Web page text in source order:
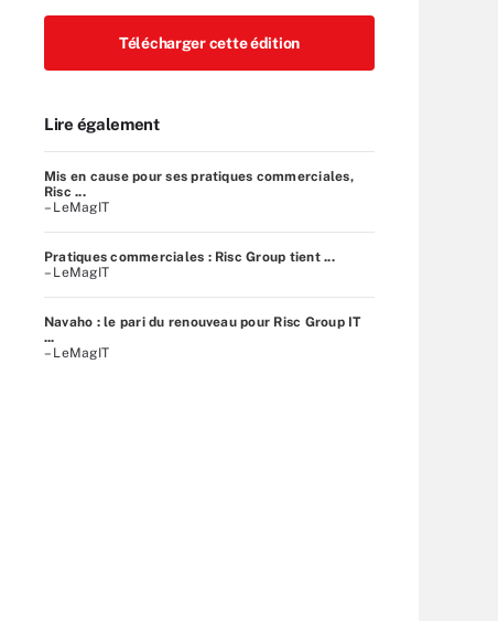
Télécharger cette édition
Lire également
Mis en cause pour ses pratiques commerciales,
Risc ...
– LeMagIT
Pratiques commerciales : Risc Group tient ...
– LeMagIT
Navaho : le pari du renouveau pour Risc Group IT
...
– LeMagIT